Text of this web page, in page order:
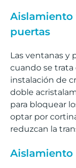
Aislamiento
puertas
Las ventanas y
cuando se trata
instalación de
doble
para bloquear
optar por
reduzcan la
Aislamiento